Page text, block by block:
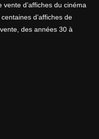
vente d’affiches du cinéma
d’affiches de
des années 30 à